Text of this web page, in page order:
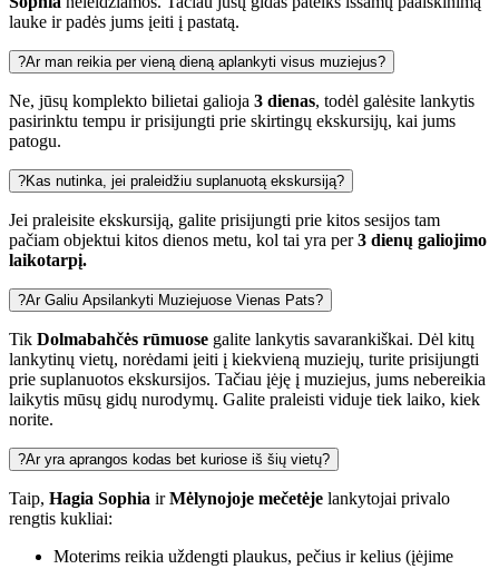
lauke ir padės jums įeiti į pastatą.
?Ar man reikia per vieną dieną aplankyti visus muziejus?
Ne, jūsų komplekto bilietai galioja 3 dienas, todėl galėsite lankytis
pasirinktu tempu ir prisijungti prie skirtingų ekskursijų, kai jums
patogu.
?Kas nutinka, jei praleidžiu suplanuotą ekskursiją?
Jei praleisite ekskursiją, galite prisijungti prie kitos sesijos tam
pačiam objektui kitos dienos metu, kol tai yra per3 dienų galiojimo
laikotarpį.
?Ar Galiu Apsilankyti Muziejuose Vienas Pats?
Tik Dolmabahčės rūmuose galite lankytis savarankiškai. Dėl kitų
lankytinų vietų, norėdami įeiti į kiekvieną muziejų, turite prisijungti
prie suplanuotos ekskursijos. Tačiau įėję į muziejus, jums nebereikia
laikytis mūsų gidų nurodymų. Galite praleisti viduje tiek laiko, kiek
norite.
?Ar yra aprangos kodas bet kuriose iš šių vietų?
Taip, Hagia Sophia irMėlynojoje mečetėje lankytojai privalo
rengtis kukliai:
Moterims reikia uždengti plaukus, pečius ir kelius (įėjime